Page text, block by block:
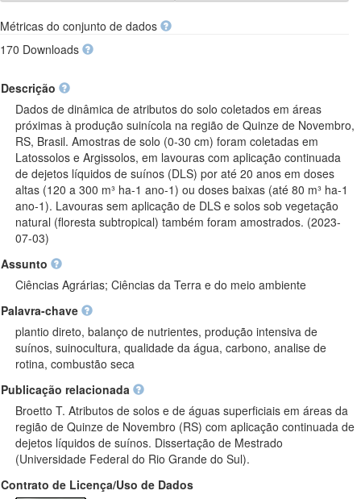
Métricas do conjunto de dados
170 Downloads
Descrição
Dados de dinâmica de atributos do solo coletados em áreas
próximas à produção suinícola na região de Quinze de Novembro,
RS, Brasil. Amostras de solo (0-30 cm) foram coletadas em
Latossolos e Argissolos, em lavouras com aplicação continuada
de dejetos líquidos de suínos (DLS) por até 20 anos em doses
altas (120 a 300 m³ ha-1 ano-1) ou doses baixas (até 80 m³ ha-1
ano-1). Lavouras sem aplicação de DLS e solos sob vegetação
natural (floresta subtropical) também foram amostrados. (2023-
07-03)
Assunto
Ciências Agrárias; Ciências da Terra e do meio ambiente
Palavra-chave
plantio direto, balanço de nutrientes, produção intensiva de
suínos, suinocultura, qualidade da água, carbono, analise de
rotina, combustão seca
Publicação relacionada
Broetto T. Atributos de solos e de águas superficiais em áreas da
região de Quinze de Novembro (RS) com aplicação continuada de
dejetos líquidos de suínos. Dissertação de Mestrado
(Universidade Federal do Rio Grande do Sul).
Contrato de Licença/Uso de Dados